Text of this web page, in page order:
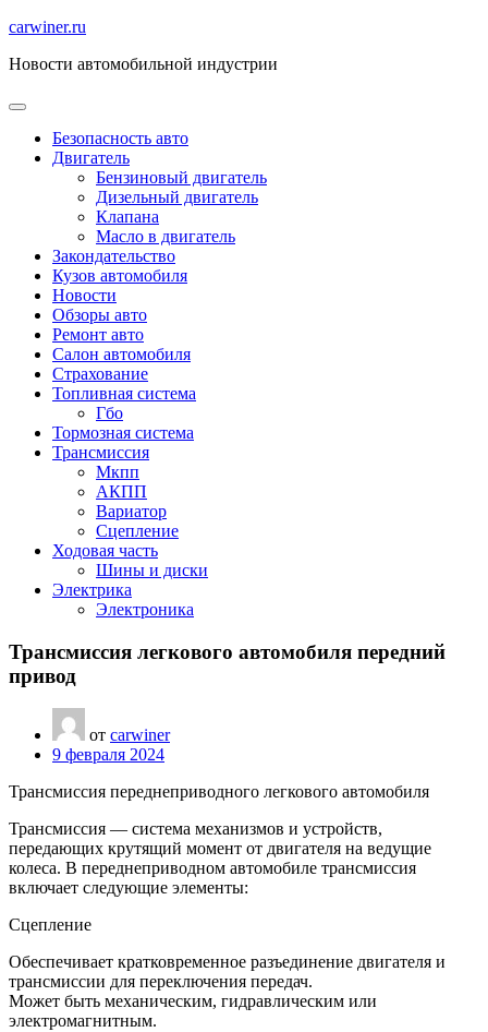
Перейти
содержимому
carwiner.ru
Новости автомобильной индустрии
Безопасность авто
Двигатель
Бензиновый двигатель
Дизельный двигатель
Клапана
Масло в двигатель
Закондательство
Кузов автомобиля
Новости
Обзоры авто
Ремонт авто
Салон автомобиля
Страхование
Топливная система
Гбо
Тормозная система
Трансмиссия
Мкпп
АКПП
Вариатор
Сцепление
Ходовая часть
Шины и диски
Электрика
Электроника
Трансмиссия легкового автомобиля передний
привод
от carwiner
9 февраля 2024
Трансмиссия переднеприводного легкового автомобиля
Трансмиссия — система механизмов и устройств,
передающих крутящий момент от двигателя на ведущие
колеса. В переднеприводном автомобиле трансмиссия
включает следующие элементы:
Сцепление
Обеспечивает кратковременное разъединение двигателя и
трансмиссии для переключения передач.
Может быть механическим, гидравлическим или
электромагнитным.